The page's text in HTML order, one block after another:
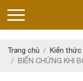
Trang chủ
Kiến thức
BIẾN CHỨNG KHI